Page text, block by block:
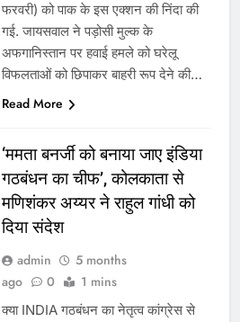
फरवरी) को पाक के इस एक्शन की निंदा की
गई. जायसवाल ने पड़ोसी मुल्क के
अफगानिस्तान पर हवाई हमले को घरेलू
विफलताओं को छिपाकर बाहरी रूप देने की…
Read More
‘ममता बनर्जी को बनाया जाए इंडिया
गठबंधन का चीफ’, कोलकाता से
मणिशंकर अय्यर ने राहुल गांधी को
दिया संदेश
admin
5 months
ago
0 1 mins
क्या INDIA गठबंधन का नेतृत्व कांग्रेस से